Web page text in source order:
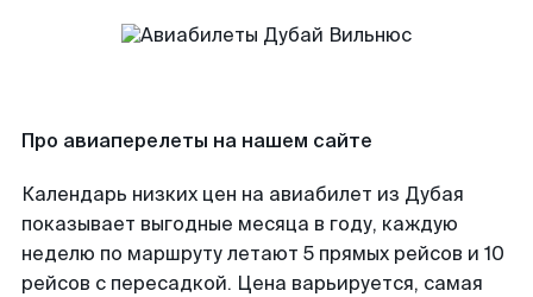
Про авиаперелеты на нашем сайте
Календарь низких цен на авиабилет из Дубая
показывает выгодные месяца в году, каждую
неделю по маршруту летают 5 прямых рейсов и 10
рейсов с пересадкой. Цена варьируется, самая